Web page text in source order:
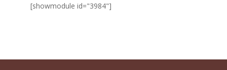
[showmodule id="3984"]